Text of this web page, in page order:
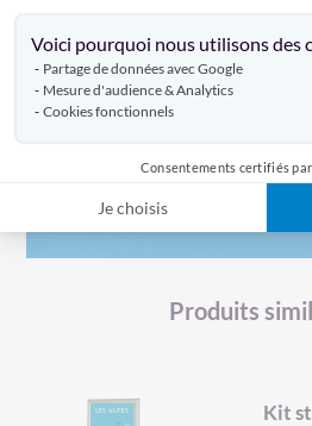
Voici pourquoi nous utilisons des
Partage de données avec Google
Mesure d'audience & Analytics
Cookies fonctionnels
Consentements certifiés par
Je choisis
Caractéristiques
Livraison
Avis clients
Produits
Kit